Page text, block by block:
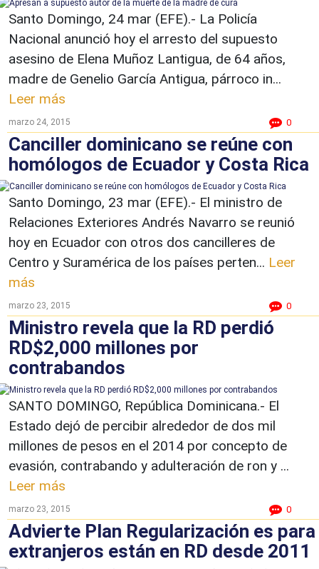
Santo Domingo, 24 mar (EFE).- La Policía
Nacional anunció hoy el arresto del supuesto
asesino de Elena Muñoz Lantigua, de 64 años,
madre de Genelio García Antigua, párroco in...
Leer más
marzo 24, 2015 0
Canciller dominicano se reúne con
homólogos de Ecuador y Costa Rica
Santo Domingo, 23 mar (EFE).- El ministro de
Relaciones Exteriores Andrés Navarro se reunió
hoy en Ecuador con otros dos cancilleres de
Centro y Suramérica de los países perten... Leer
más
marzo 23, 2015 0
Ministro revela que la RD perdió
RD$2,000 millones por
contrabandos
SANTO DOMINGO, República Dominicana.- El
Estado dejó de percibir alrededor de dos mil
millones de pesos en el 2014 por concepto de
evasión, contrabando y adulteración de ron y ...
Leer más
marzo 23, 2015 0
Advierte Plan Regularización es para
extranjeros están en RD desde 2011